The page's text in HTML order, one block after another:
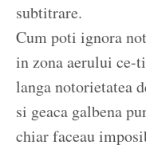
subtitrare.
Cum poti ignora
in zona aerului ce-
langa notorietatea
si geaca galbena
chiar faceau